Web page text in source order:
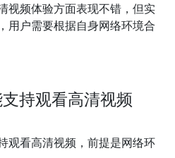
视频体验方面表现不错，但实
用户需要根据自身网络环境合
持观看高清视频
观看高清视频，前提是网络环